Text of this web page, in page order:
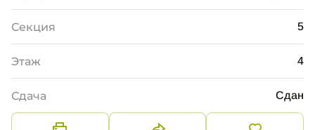
Секция 5
Этаж 4
Сдача Сдан